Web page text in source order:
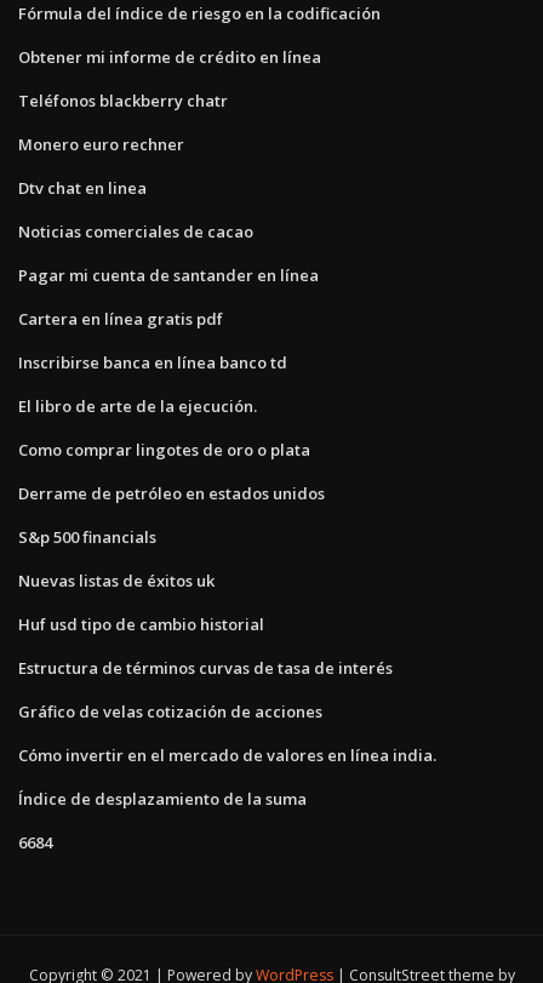
Fórmula del índice de riesgo en la codificación
Obtener mi informe de crédito en línea
Teléfonos blackberry chatr
Monero euro rechner
Dtv chat en linea
Noticias comerciales de cacao
Pagar mi cuenta de santander en línea
Cartera en línea gratis pdf
Inscribirse banca en línea banco td
El libro de arte de la ejecución.
Como comprar lingotes de oro o plata
Derrame de petróleo en estados unidos
S&p 500 financials
Nuevas listas de éxitos uk
Huf usd tipo de cambio historial
Estructura de términos curvas de tasa de interés
Gráfico de velas cotización de acciones
Cómo invertir en el mercado de valores en línea india.
Índice de desplazamiento de la suma
6684
Copyright © 2021 | Powered byWordPress ConsultStreet theme by